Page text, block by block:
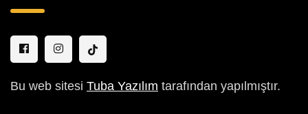
Bu web sitesi Tuba Yazılım tarafından yapılmıştır.